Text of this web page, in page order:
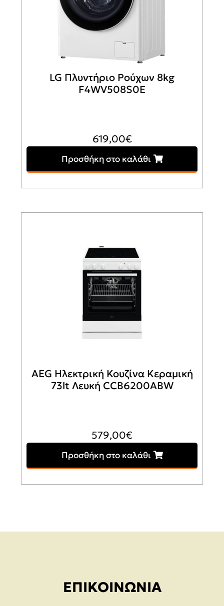
LG Πλυντήριο Ρούχων 8kg
F4WV508S0Ε
619,00€
Προσθήκη στο καλάθι
AEG Ηλεκτρική Κουζίνα Κεραμική
73lt Λευκή CCB6200ABW
579,00€
Προσθήκη στο καλάθι
ΕΠΙΚΟΙΝΩΝΊΑ